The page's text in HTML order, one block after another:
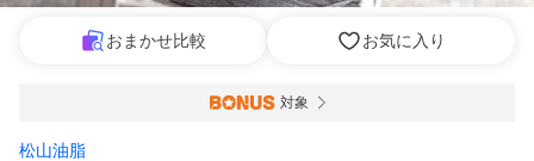
おまかせ比較 お気に入り
対象
松山油脂